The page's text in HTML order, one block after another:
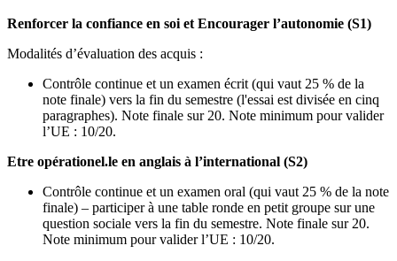
Renforcer la confiance en soi et Encourager l’autonomie (S1)
Modalités d’évaluation des acquis :
Contrôle continue et un examen écrit (qui vaut 25 % de la
note finale) vers la fin du semestre (l'essai est divisée en cinq
paragraphes). Note finale sur 20. Note minimum pour valider
l’UE : 10/20.
Etre opérationel.le en anglais à l’international (S2)
Contrôle continue et un examen oral (qui vaut 25 % de la note
finale) – participer à une table ronde en petit groupe sur une
question sociale vers la fin du semestre. Note finale sur 20.
Note minimum pour valider l’UE : 10/20.